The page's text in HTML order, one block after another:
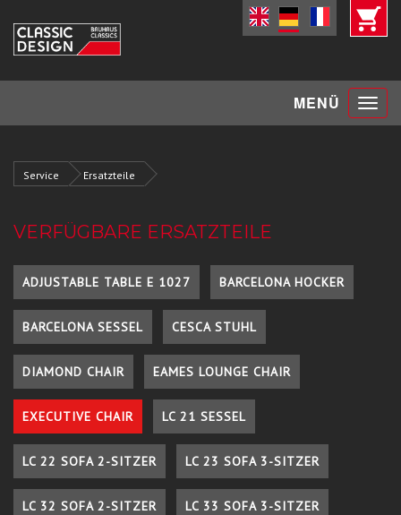
MENÜ Toggle
Service Ersatzteile
VERFÜGBARE ERSATZTEILE
ADJUSTABLE TABLE E 1027 BARCELONA HOCKER
BARCELONA SESSEL CESCA STUHL
DIAMOND CHAIR EAMES LOUNGE CHAIR
EXECUTIVE CHAIR LC 21 SESSEL
LC 22 SOFA 2-SITZER LC 23 SOFA 3-SITZER
LC 32 SOFA 2-SITZER LC 33 SOFA 3-SITZER